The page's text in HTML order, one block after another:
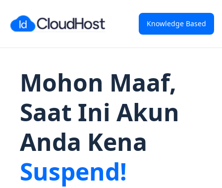
Knowledge Based
Mohon Maaf,
Saat Ini Akun
Anda Kena
Suspend!